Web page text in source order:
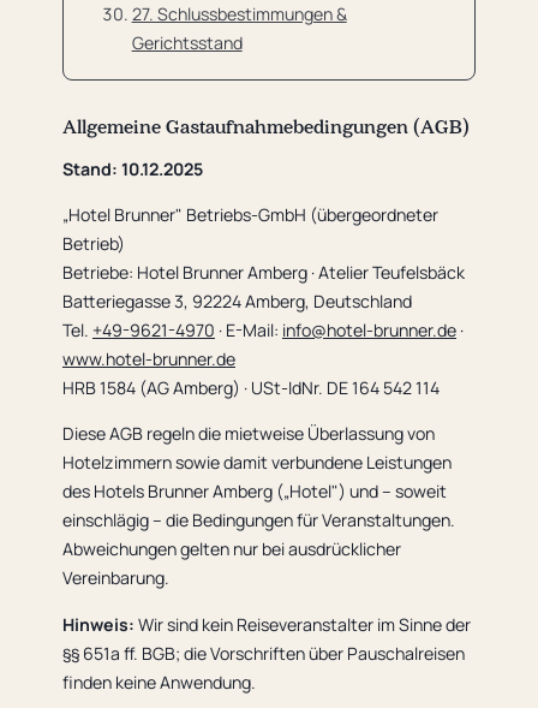
27. Schlussbestimmungen &
Gerichtsstand
Allgemeine Gastaufnahmebedingungen (AGB)
Stand: 10.12.2025
„Hotel Brunner" Betriebs-GmbH (übergeordneter
Betrieb)
Betriebe: Hotel Brunner Amberg · Atelier Teufelsbäck
Batteriegasse 3, 92224 Amberg, Deutschland
Tel. +49-9621-4970 · E-Mail: info@hotel-brunner.de ·
www.hotel-brunner.de
HRB 1584 (AG Amberg) · USt-IdNr. DE 164 542 114
Diese AGB regeln die mietweise Überlassung von
Hotelzimmern sowie damit verbundene Leistungen
des Hotels Brunner Amberg („Hotel") und – soweit
einschlägig – die Bedingungen für Veranstaltungen.
Abweichungen gelten nur bei ausdrücklicher
Vereinbarung.
Hinweis: Wir sind kein Reiseveranstalter im Sinne der
§§ 651a ff. BGB; die Vorschriften über Pauschalreisen
finden keine Anwendung.